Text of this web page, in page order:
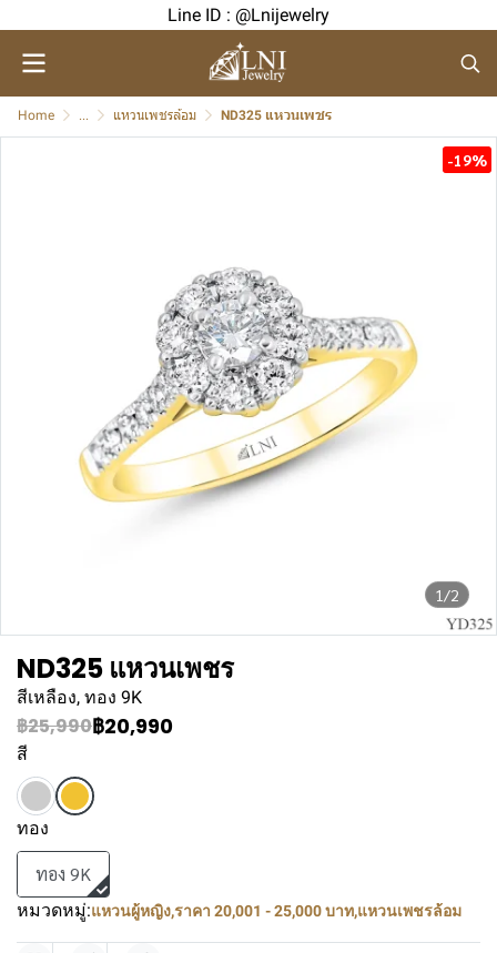
Line ID : @Lnijewelry
Home ... แหวนเพชรล้อม ND325 แหวนเพชร
1/2
-19%
ND325 แหวนเพชร
สีเหลือง, ทอง 9K
฿25,990฿20,990
สี
ทอง
ทอง 9K
หมวดหมู่:แหวนผู้หญิง,ราคา 20,001 - 25,000 บาท,แหวนเพชรล้อม